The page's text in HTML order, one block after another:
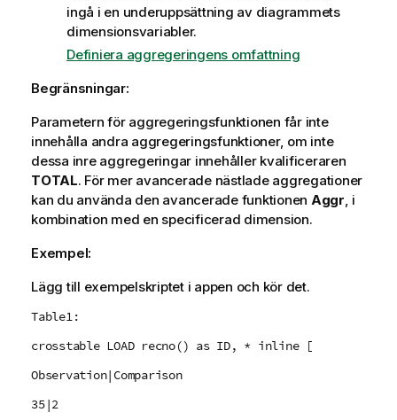
ingå i en underuppsättning av diagrammets
dimensionsvariabler.
Definiera aggregeringens omfattning
Begränsningar:
Parametern för aggregeringsfunktionen får inte
innehålla andra aggregeringsfunktioner, om inte
dessa inre aggregeringar innehåller kvalificeraren
TOTAL. För mer avancerade nästlade aggregationer
kan du använda den avancerade funktionen Aggr, i
kombination med en specificerad dimension.
Exempel:
Lägg till exempelskriptet i appen och kör det.
Table1:
crosstable LOAD recno() as ID, * inline [
Observation|Comparison
35|2